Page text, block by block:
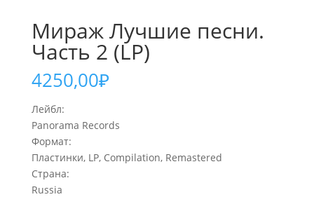
Мираж Лучшие песни.
Часть 2 (LP)
4250,00₽
Лейбл:
Panorama Records
Формат:
Пластинки, LP, Compilation, Remastered
Страна:
Russia